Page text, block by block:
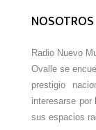
NOSOTROS
Radio Nuevo
Ovalle se
prestigio
interesarse
sus espacios